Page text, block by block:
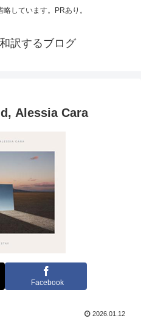
しています。PRあり。
訳するブログ
Alessia Cara
Facebook
2026.01.12